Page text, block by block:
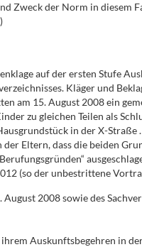
Zweck der Norm in
auf der ersten Stufe
Kläger und
am 15. August 2008 ein
zu gleichen Teilen als
in der X-
Eltern, dass die beiden
(so der unbestrittene
2008 sowie des
Auskunftsbegehren in